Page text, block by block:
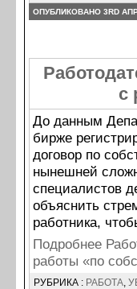
ОПУБЛИКОВАНО 3RD
с
До данным
бирже
договор по
нынешней
специалистов
объяснить
работника,
Подробнее
работы «по
РУБРИКА : РАБОТА,